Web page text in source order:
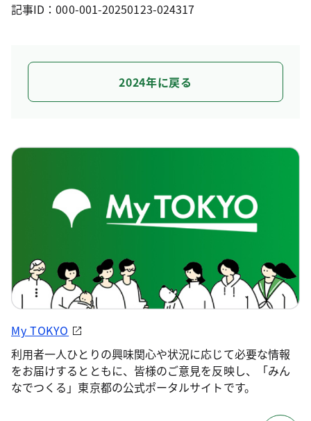
記事ID：000-001-20250123-024317
2024年に戻る
My TOKYO
利用者一人ひとりの興味関心や状況に応じて必要な情報
をお届けするとともに、皆様のご意見を反映し、「みん
なでつくる」東京都の公式ポータルサイトです。